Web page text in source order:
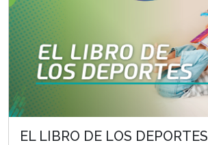
EL LIBRO DE LOS DEPORTES